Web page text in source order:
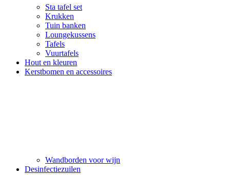
Sta tafel set
Krukken
Tuin banken
Loungekussens
Tafels
Vuurtafels
Hout en kleuren
Kerstbomen en accessoires
Wandborden voor wijn
Desinfectiezuilen